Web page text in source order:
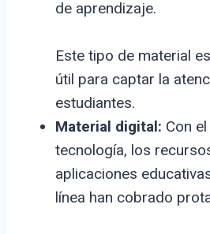
de aprendizaje.
Este tipo de material
útil para captar la
estudiantes.
Material digital: Con
tecnología, los
aplicaciones
línea han cobrado